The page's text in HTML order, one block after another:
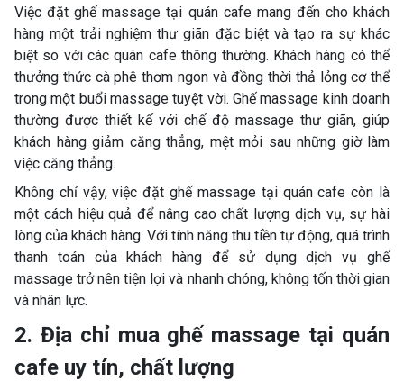
Việc đặt ghế massage tại quán cafe mang đến cho khách
hàng một trải nghiệm thư giãn đặc biệt và tạo ra sự khác
biệt so với các quán cafe thông thường. Khách hàng có thể
thưởng thức cà phê thơm ngon và đồng thời thả lỏng cơ thể
trong một buổi massage tuyệt vời. Ghế massage kinh doanh
thường được thiết kế với chế độ massage thư giãn, giúp
khách hàng giảm căng thẳng, mệt mỏi sau những giờ làm
việc căng thẳng.
Không chỉ vậy, việc đặt ghế massage tại quán cafe còn là
một cách hiệu quả để nâng cao chất lượng dịch vụ, sự hài
lòng của khách hàng. Với tính năng thu tiền tự động, quá trình
thanh toán của khách hàng để sử dụng dịch vụ ghế
massage trở nên tiện lợi và nhanh chóng, không tốn thời gian
và nhân lực.
2. Địa chỉ mua ghế massage tại quán
cafe uy tín, chất lượng